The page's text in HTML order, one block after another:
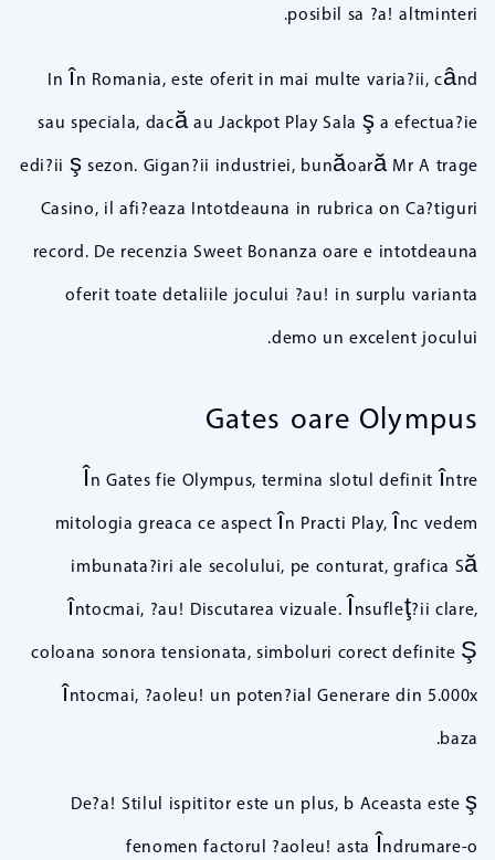
posibil sa ?a! altminteri.
In în Romania, este oferit in mai multe varia?ii, când
sau speciala, dacă au Jackpot Play Sala ş a efectua?ie
edi?ii ş sezon. Gigan?ii industriei, bunăoară Mr A trage
Casino, il afi?eaza Intotdeauna in rubrica on Ca?tiguri
record. De recenzia Sweet Bonanza oare e intotdeauna
oferit toate detaliile jocului ?au! in surplu varianta
demo un excelent jocului.
Gates oare Olympus
În Gates fie Olympus, termina slotul definit între
mitologia greaca ce aspect în Practi Play, înc vedem
imbunata?iri ale secolului, pe conturat, grafica Să
întocmai, ?au! Discutarea vizuale. Însufleţ?ii clare,
coloana sonora tensionata, simboluri corect definite Ş
întocmai, ?aoleu! un poten?ial Generare din 5.000x
baza.
De?a! Stilul ispititor este un plus, b Aceasta este ş
fenomen factorul ?aoleu! asta Îndrumare-o